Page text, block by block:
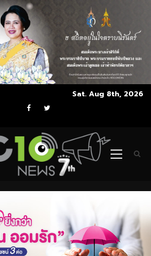
Sat. Aug 8th, 2026
Facebook
Twitter
Primary